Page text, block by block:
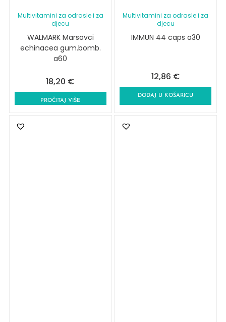
Multivitamini za odrasle i za
djecu
WALMARK Marsovci
echinacea gum.bomb.
a60
18,20 €
PROČITAJ VIŠE
Multivitamini za odrasle i za
djecu
IMMUN 44 caps a30
12,86 €
DODAJ U KOŠARICU